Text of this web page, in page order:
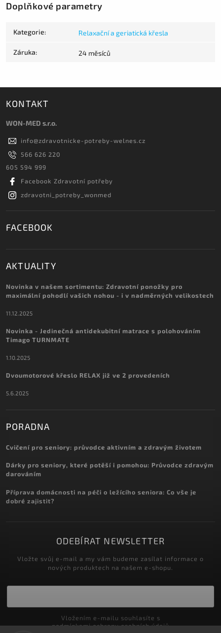
Doplňkové parametry
Kategorie: Relaxační a geriatická křesla
Záruka: 24 měsíců
KONTAKT
WON-MED s.r.o.
info@zdravotnicke-potreby-welnes.cz
566 626 220
605 594 999
Facebook Zdravotní potřeby
zdravotni_potreby_wonmed
FACEBOOK
AKTUALITY
Novinka v našem sortimentu: Zdravotní ponožky pro
maximální pohodlí vašich nohou - i v nadměrných velikostech
11.12.2025
Novinka - Jedinečná antidekubitní matrace s polohováním
Timago TURNMATE
1.10.2025
Dvoumotorové křeslo RELAX již ve 2 provedeních
5.6.2025
PORADNA
Cvičení pro seniory: průvodce aktivním a zdravým životem
Dárky pro seniory, které potěší i pomohou: Průvodce zdravým
darováním
Příprava domácnosti na péči o ležícího seniora: Co vše je
dobré zajistit?
ODEBÍRAT NEWSLETTER
Vložte svůj e-mail a my vám budeme zasílat informace o
nových produktech na našem e-shopu.
podmínkami ochrany osobních údajů